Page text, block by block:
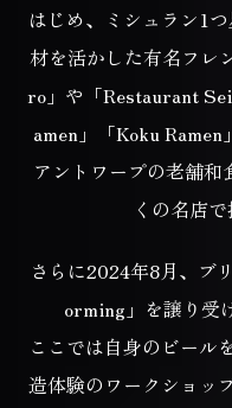
はじめ、 ミシュラン1
材を活かした有名フレ
ro」や「Restaurant
amen」「Koku Ramen
アントワープの老舗和
くの名店
さらに2024年8月、ブ
orming」を譲り受
ここでは自身のビール
造体験のワークショッ